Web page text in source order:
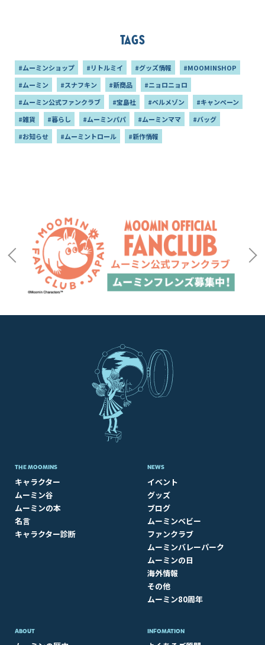
Tags
#ムーミンショップ #リトルミイ #グッズ情報
#MOOMINSHOP
#ムーミン
#スナフキン #新商品
#ニョロニョロ
#ムーミン公式ファンクラブ
#宝島社 #ベルメゾン
#キャンペーン
#雑貨
#暮らし #ムーミンパパ #ムーミンママ
#バッグ
#お知らせ
#ムーミントロール #新作情報
THE MOOMINS
キャラクター
ムーミン谷
ムーミンの本
名言
キャラクター診断
NEWS
イベント
グッズ
ブログ
ムーミンベビー
ファンクラブ
ムーミンバレーパーク
ムーミンの日
海外情報
その他
ムーミン80周年
ABOUT​ INFOMATION